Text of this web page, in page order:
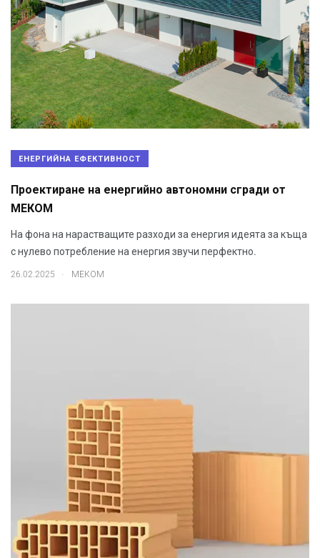
ЕНЕРГИЙНА ЕФЕКТИВНОСТ
Проектиране на енергийно автономни сгради от
МЕКОМ
На фона на нарастващите разходи за енергия идеята за къща
с нулево потребление на енергия звучи перфектно.
26.02.2025 . МЕКОМ